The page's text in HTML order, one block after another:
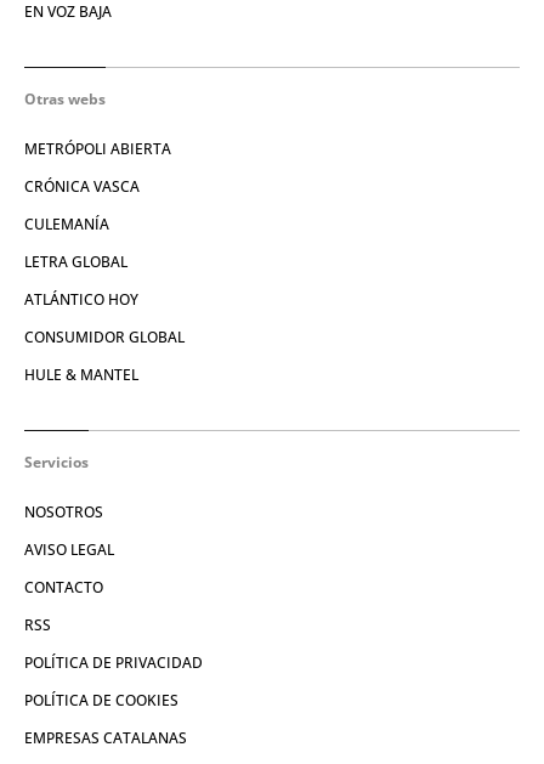
EN VOZ BAJA
Otras webs
METRÓPOLI ABIERTA
CRÓNICA VASCA
CULEMANÍA
LETRA GLOBAL
ATLÁNTICO HOY
CONSUMIDOR GLOBAL
HULE & MANTEL
Servicios
NOSOTROS
AVISO LEGAL
CONTACTO
RSS
POLÍTICA DE PRIVACIDAD
POLÍTICA DE COOKIES
EMPRESAS CATALANAS